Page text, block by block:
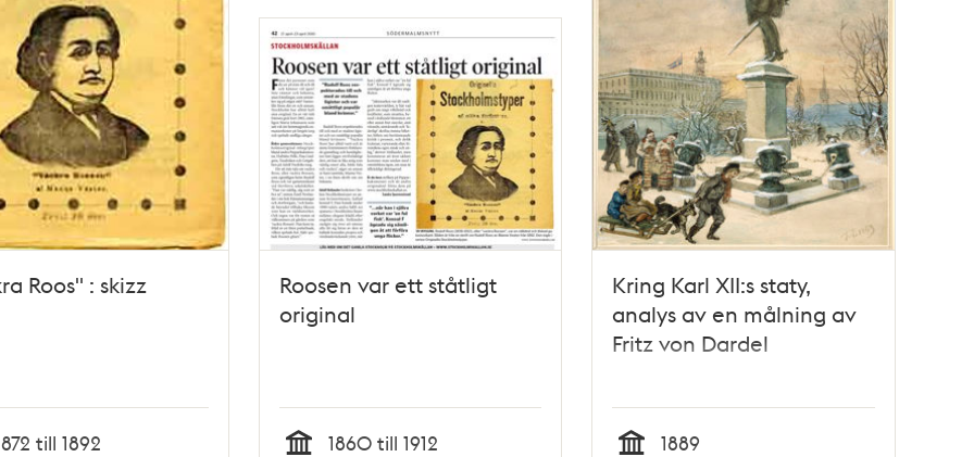
Roos" : skizz
till 1892
Roosen var ett ståtligt
original
1860 till 1912
Kring Karl XII:s staty,
analys av en målning av
Fritz von Dardel
1889